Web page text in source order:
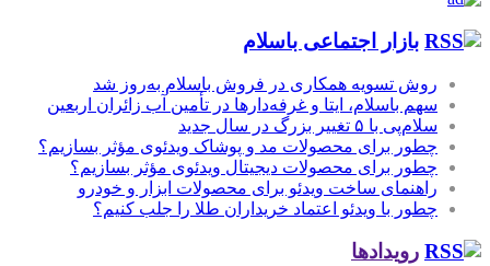
بازار اجتماعی باسلام
روش تسویه همکاری در فروش باسلام به‌روز شد
سهم باسلام، ایتا و غرفه‌دارها در تأمین آب زائران اربعین
سلام‌پی با ۵ تغییر بزرگ در سال جدید
چطور برای محصولات مد و پوشاک ویدئوی مؤثر بسازیم؟
چطور برای محصولات دیجیتال ویدئوی مؤثر بسازیم؟
راهنمای ساخت ویدئو برای محصولات ابزار و خودرو
چطور با ویدئو اعتماد خریداران طلا را جلب کنیم؟
رویدادها